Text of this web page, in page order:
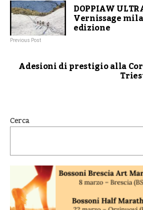
DOPPIAW
Vernissage
edizione
Previous Post
Adesioni di prestigio alla
Cerca